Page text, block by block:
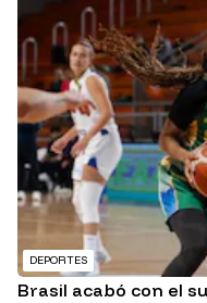
DEPORTES
Brasil acabó con el